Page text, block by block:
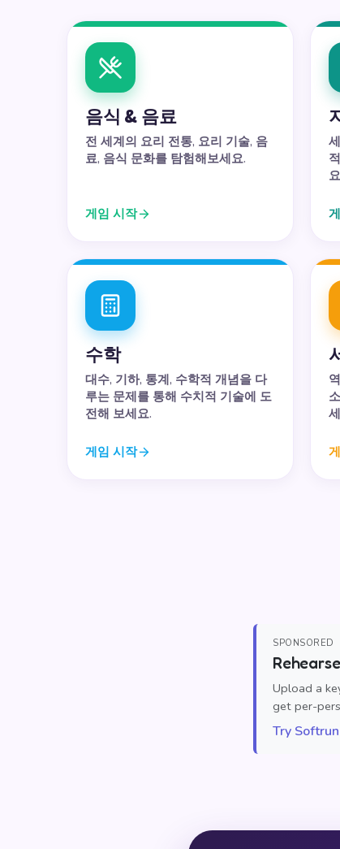
음식 & 음료
전 세계의 요리 전통, 요리 기술, 음
료, 음식 문화를 탐험해보세요.
게임 시작
수학
대수, 기하, 통계, 수학적 개념을 다
루는 문제를 통해 수치적 기술에 도
전해 보세요.
게임 시작
SPONSORED
Upload a
get per-
Try